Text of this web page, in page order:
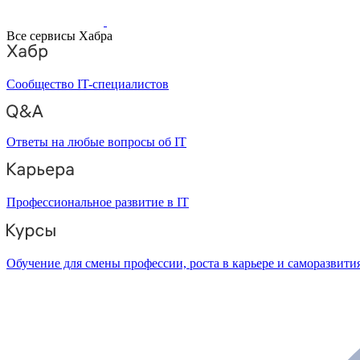
Все сервисы Хабра
Сообщество IT-специалистов
Ответы на любые вопросы об IT
Профессиональное развитие в IT
Обучение для смены профессии, роста в карьере и